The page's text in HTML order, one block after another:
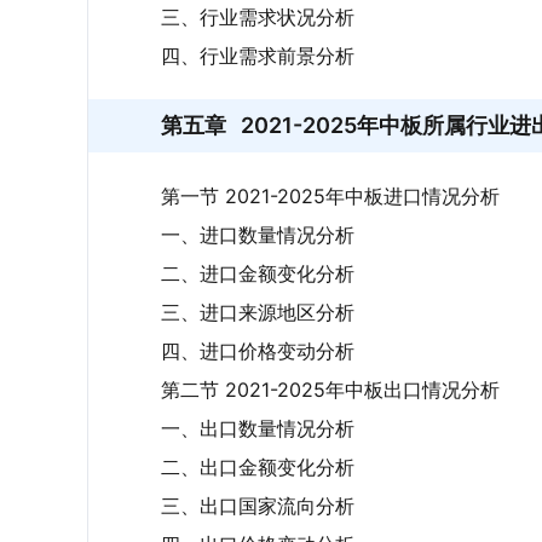
三、行业需求状况分析
四、行业需求前景分析
第五章 2021-2025年中板所属行业进
第一节 2021-2025年中板进口情况分析
一、进口数量情况分析
二、进口金额变化分析
三、进口来源地区分析
四、进口价格变动分析
第二节 2021-2025年中板出口情况分析
一、出口数量情况分析
二、出口金额变化分析
三、出口国家流向分析